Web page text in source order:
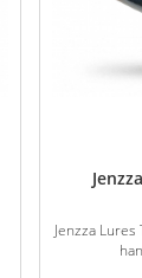
Jenzza